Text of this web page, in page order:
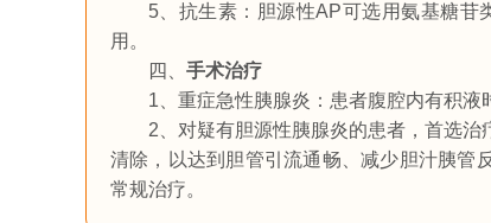
5、抗生素：胆源性AP可选用氨基糖苷
用。
四、 手术治疗
1、重症急性胰腺炎：患者腹腔内有积液
2、对疑有胆源性胰腺炎的患者，首选
清除，以达到胆管引流通畅、减少胆汁胰管
常规治疗。